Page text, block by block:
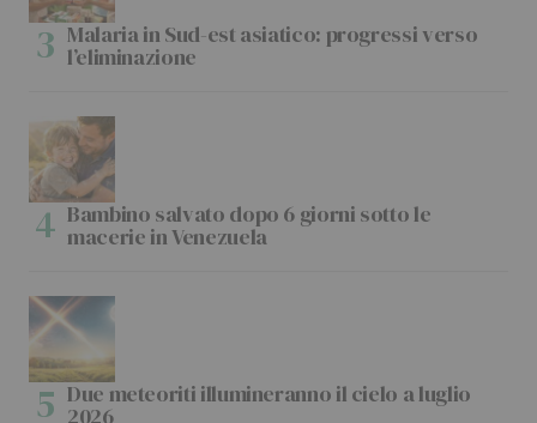
Malaria in Sud-est asiatico: progressi verso
l’eliminazione
Bambino salvato dopo 6 giorni sotto le
macerie in Venezuela
Due meteoriti illumineranno il cielo a luglio
2026